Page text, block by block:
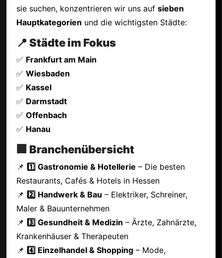
sie suchen, konzentrieren wir uns auf sieben
Hauptkategorien und die wichtigsten Städte:
📍 Städte im Fokus
✅ Frankfurt am Main
✅ Wiesbaden
✅ Kassel
✅ Darmstadt
✅ Offenbach
✅ Hanau
🏢 Branchenübersicht
📌 1️⃣ Gastronomie & Hotellerie – Die besten
Restaurants, Cafés & Hotels in Hessen
📌 2️⃣ Handwerk & Bau – Elektriker, Schreiner,
Maler & Bauunternehmen
📌 3️⃣ Gesundheit & Medizin – Ärzte, Zahnärzte,
Krankenhäuser & Therapeuten
📌 4️⃣ Einzelhandel & Shopping– Mode,